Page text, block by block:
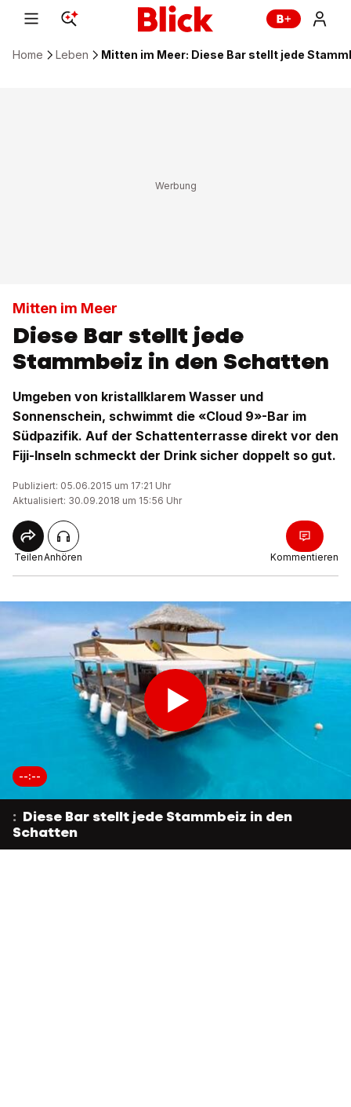
Home Leben Mitten im Meer: Diese Bar stellt jede
Mitten im Meer
Diese Bar stellt jede
Stammbeiz in den Schatten
Umgeben von kristallklarem Wasser und
Sonnenschein, schwimmt die «Cloud 9»-Bar im
Südpazifik. Auf der Schattenterrasse direkt vor den
Fiji-Inseln schmeckt der Drink sicher doppelt so gut.
Publiziert: 05.06.2015 um 17:21 Uhr
Aktualisiert: 30.09.2018 um 15:56 Uhr
TeilenAnhören Kommentieren
--:--
: Diese Bar stellt jede Stammbeiz in den
Schatten